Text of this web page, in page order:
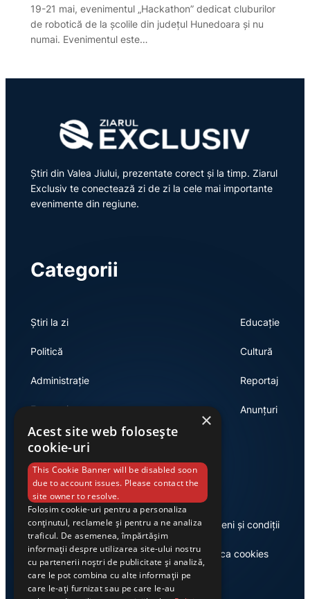
19-21 mai, evenimentul „Hackathon” dedicat cluburilor
de robotică de la școlile din județul Hunedoara și nu
numai. Evenimentul este…
Știri din Valea Jiului, prezentate corect și la timp. Ziarul
Exclusiv te conectează zi de zi la cele mai importante
evenimente din regiune.
Categorii
Știri la zi
Politică
Administrație
Economie
Educație
Cultură
Reportaj
Anunțuri
Link-uri utile
Despre noi
Casa de editură Exclusiv
Termeni și condiții
Politica cookies
×
Acest site web folosește
cookie-uri
This Cookie Banner will be disabled soon
due to account issues. Please contact the
site owner to resolve.
Folosim cookie-uri pentru a personaliza
conținutul, reclamele și pentru a ne analiza
traficul. De asemenea, împărtășim
informații despre utilizarea site-ului nostru
cu partenerii noștri de publicitate și analiză,
care le pot combina cu alte informații pe
care le-ați furnizat sau pe care le-au